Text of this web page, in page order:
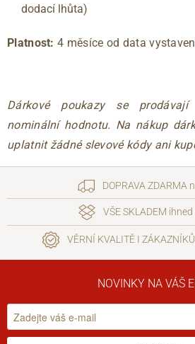
dodací lhůta)
Platnost: 4 měsíce od data
Dárkové poukazy se
nominální hodnotu. Na nákup
uplatnit žádné slevové kódy ani
DOPRAVA ZDARMA
VŠE SKLADEM
VĚRNÍ KVALITĚ I
NOVINKY NA VÁŠ